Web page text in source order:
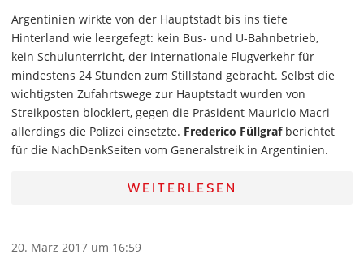
Argentinien wirkte von der Hauptstadt bis ins tiefe
Hinterland wie leergefegt: kein Bus- und U-Bahnbetrieb,
kein Schulunterricht, der internationale Flugverkehr für
mindestens 24 Stunden zum Stillstand gebracht. Selbst die
wichtigsten Zufahrtswege zur Hauptstadt wurden von
Streikposten blockiert, gegen die Präsident Mauricio Macri
allerdings die Polizei einsetzte. Frederico Füllgrafberichtet
für die NachDenkSeiten vom Generalstreik in Argentinien.
WEITERLESEN
20. März 2017 um 16:59